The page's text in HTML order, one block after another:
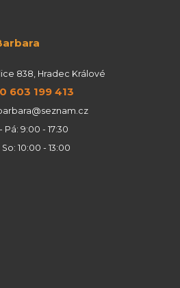
838, Hradec Králové
603 199 413
Pá: 9:00 - 17:30
10:00 - 13:00